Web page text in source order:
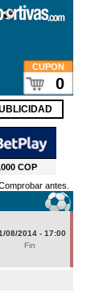
CUPON
0
COP
antes.
08/2014 - 17:00
Fin